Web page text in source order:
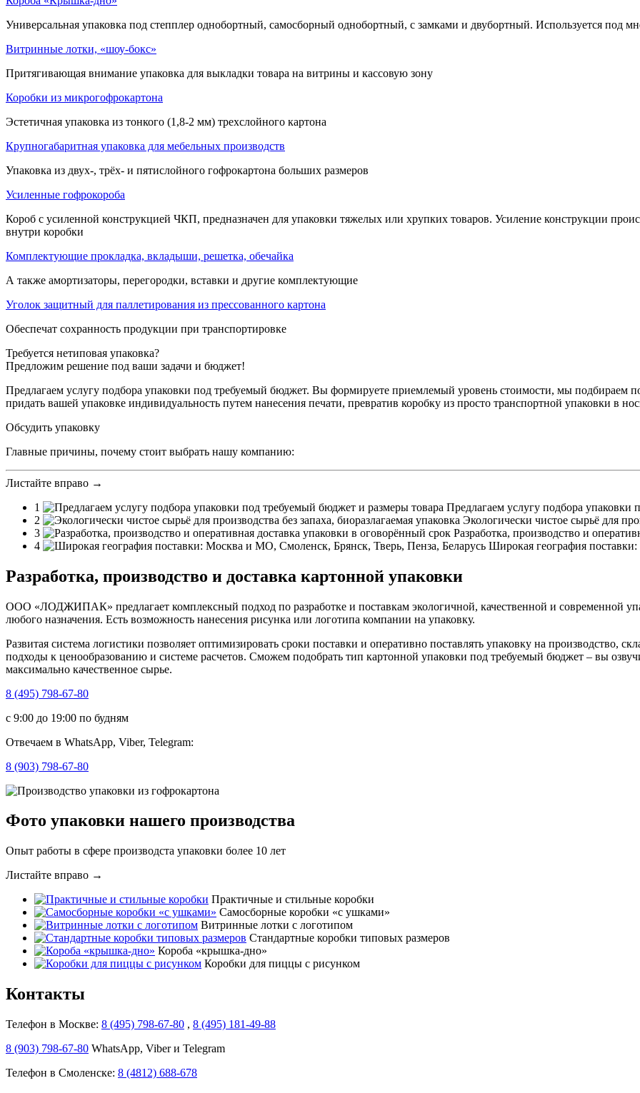
Универсальная упаковка под степплер однобортный, самосборный однобортный, с замками и двубортный. Используется под
Витринные лотки, «шоу-бокс»
Притягивающая внимание упаковка для выкладки товара на витрины и кассовую зону
Коробки из микрогофрокартона
Эстетичная упаковка из тонкого (1,8-2 мм) трехслойного картона
Крупногабаритная упаковка для мебельных производств
Упаковка из двух-, трёх- и пятислойного гофрокартона больших размеров
Усиленные гофрокороба
Короб с усиленной конструкцией ЧКП, предназначен для упаковки тяжелых или хрупких товаров. Усиление конструкции
внутри коробки
Комплектующие прокладка, вкладыши, решетка, обечайка
А также амортизаторы, перегородки, вставки и другие комплектующие
Уголок защитный для паллетирования из прессованного картона
Обеспечат сохранность продукции при транспортировке
Требуется нетиповая упаковка?
Предложим решение под ваши задачи и бюджет!
Предлагаем услугу подбора упаковки под требуемый бюджет. Вы формируете приемлемый уровень стоимости, мы подбираем
придать вашей упаковке индивидуальность путем нанесения печати, превратив коробку из просто транспортной упаковки в
Обсудить упаковку
Главные причины, почему стоит выбрать нашу компанию:
Листайте вправо →
1
Предлагаем услугу подбора упаковки
2
Экологически чистое сырьё для
3
Разработка, производство и
4
Широкая география
Разработка, производство и доставка картонной упаковки
ООО «ЛОДЖИПАК» предлагает комплексный подход по разработке и поставкам экологичной, качественной и современной
любого назначения. Есть возможность нанесения рисунка или логотипа компании на упаковку.
Развитая система логистики позволяет оптимизировать сроки поставки и оперативно поставлять упаковку на производство,
подходы к ценообразованию и системе расчетов. Сможем подобрать тип картонной упаковки под требуемый бюджет – вы
максимально качественное сырье.
8 (495) 798-67-80
с 9:00 до 19:00 по будням
Отвечаем в WhatsApp, Viber, Telegram:
8 (903) 798-67-80
Фото упаковки нашего производства
Опыт работы в сфере производста упаковки более 10 лет
Листайте вправо →
Практичные и стильные коробки
Самосборные коробки «с ушками»
Витринные лотки с логотипом
Стандартные коробки типовых размеров
Короба «крышка-дно»
Коробки для пиццы с рисунком
Контакты
Телефон в Москве: 8 (495) 798-67-80 , 8 (495) 181-49-88
8 (903) 798-67-80 WhatsApp, Viber и Telegram
Телефон в Смоленске: 8 (4812) 688-678